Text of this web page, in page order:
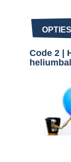
OPTIES
Code 2 |